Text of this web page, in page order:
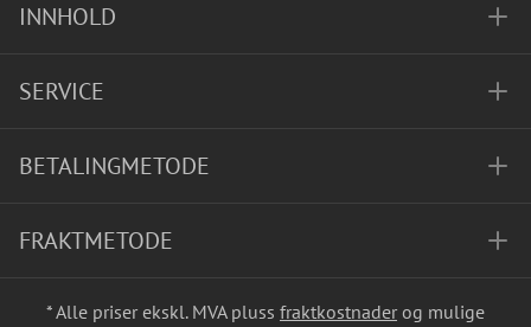
INNHOLD
SERVICE
BETALINGMETODE
FRAKTMETODE
* Alle priser ekskl. MVA pluss fraktkostnader og mulige